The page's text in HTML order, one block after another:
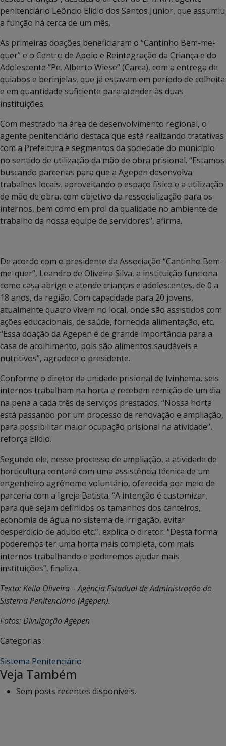
penitenciário Leôncio Elídio dos Santos Junior, que assumiu
a função há cerca de um mês.
As primeiras doações beneficiaram o “Cantinho Bem-me-
quer” e o Centro de Apoio e Reintegração da Criança e do
Adolescente “Pe. Alberto Wiese” (Carca), com a entrega de
quiabos e berinjelas, que já estavam em período de colheita
e em quantidade suficiente para atender às duas
instituições.
Com mestrado na área de desenvolvimento regional, o
agente penitenciário destaca que está realizando tratativas
com a Prefeitura e segmentos da sociedade do município
no sentido de utilização da mão de obra prisional. “Estamos
buscando parcerias para que a Agepen desenvolva
trabalhos locais, aproveitando o espaço físico e a utilização
de mão de obra, com objetivo da ressocialização para os
internos, bem como em prol da qualidade no ambiente de
trabalho da nossa equipe de servidores”, afirma.
De acordo com o presidente da Associação “Cantinho Bem-
me-quer”, Leandro de Oliveira Silva, a instituição funciona
como casa abrigo e atende crianças e adolescentes, de 0 a
18 anos, da região. Com capacidade para 20 jovens,
atualmente quatro vivem no local, onde são assistidos com
ações educacionais, de saúde, fornecida alimentação, etc.
“Essa doação da Agepen é de grande importância para a
casa de acolhimento, pois são alimentos saudáveis e
nutritivos”, agradece o presidente.
Conforme o diretor da unidade prisional de Ivinhema, seis
internos trabalham na horta e recebem remição de um dia
na pena a cada três de serviços prestados. “Nossa horta
está passando por um processo de renovação e ampliação,
para possibilitar maior ocupação prisional na atividade”,
reforça Elídio.
Segundo ele, nesse processo de ampliação, a atividade de
horticultura contará com uma assistência técnica de um
engenheiro agrônomo voluntário, oferecida por meio de
parceria com a Igreja Batista. “A intenção é customizar,
para que sejam definidos os tamanhos dos canteiros,
economia de água no sistema de irrigação, evitar
desperdício de adubo etc.”, explica o diretor. “Desta forma
poderemos ter uma horta mais completa, com mais
internos trabalhando e poderemos ajudar mais
instituições”, finaliza.
Texto: Keila Oliveira – Agência Estadual de Administração do
Sistema Penitenciário (Agepen).
Fotos: Divulgação Agepen
Categorias :
Sistema Penitenciário
Veja Também
Sem posts recentes disponíveis.